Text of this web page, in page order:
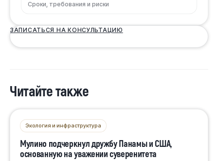
Сроки, требования и риски
ЗАПИСАТЬСЯ НА КОНСУЛЬТАЦИЮ
Читайте также
Экология и инфраструктура
Мулино подчеркнул дружбу Панамы и США,
основанную на уважении суверенитета